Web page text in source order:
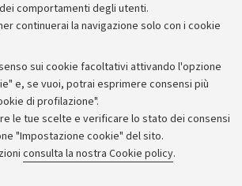
comportamenti degli utenti.
continuerai la navigazione solo con i cookie
sui cookie facoltativi attivando l'opzione
e, se vuoi, potrai esprimere consensi più
di profilazione".
le tue scelte e verificare lo stato dei consensi
"Impostazione cookie" del sito.
consulta la nostra Cookie policy.